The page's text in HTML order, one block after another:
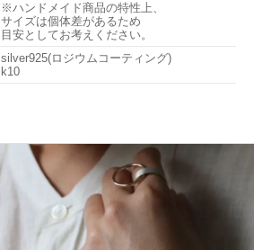
※ハンドメイド商品の特性上、
サイズは個体差があるため
目安としてお考えください。
silver925(ロジウムコーティング)
k10